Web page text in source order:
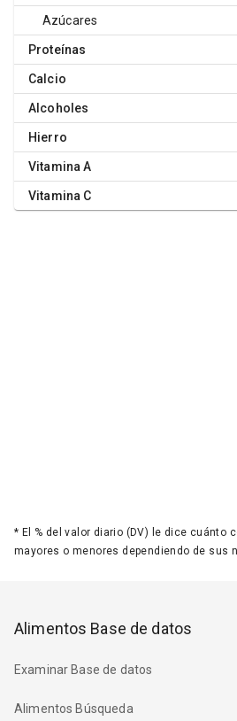
Azúcares
Proteínas
Calcio
Alcoholes
Hierro
Vitamina A
Vitamina C
* El % del valor diario (DV) le dice
mayores o menores dependiendo de sus
Alimentos Base de datos
Examinar Base de datos
Alimentos Búsqueda